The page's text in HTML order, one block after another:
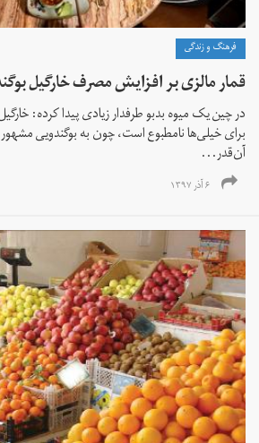
فرهنگ و زندگی
قمار مالزی بر افزایش مصرف خارگیل
در چین یک میوه بدبو طرفدار زیادی پیدا کرده:
برای خیلی‌ها نامطبوع است، چون به بوگندویی
آن‌قدر...
۶ آذر ۱۳۹۷